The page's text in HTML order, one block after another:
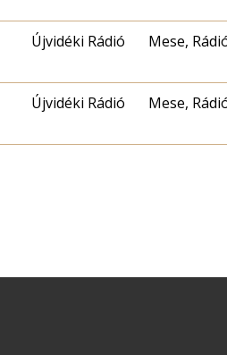
Újvidéki Rádió Mese,
Újvidéki Rádió Mese,